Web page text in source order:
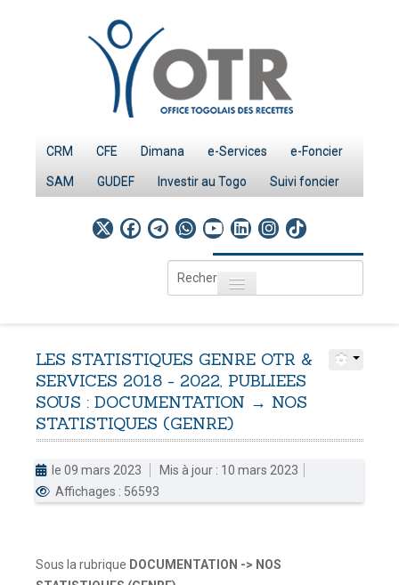
CRM CFE Dimana e-Services e-Foncier
SAM GUDEF Investir au Togo Suivi foncier
Rechercher
Toggle navigation
IMPÔTS
Le système fiscal
DOUANES
ACTUALITES
LES STATISTIQUES GENRE OTR &
SERVICES 2018 - 2022, PUBLIEES
SOUS : DOCUMENTATION → NOS
STATISTIQUES (GENRE)
le 09 mars 2023
Mis à jour : 10 mars 2023
Affichages : 56593
Sous la rubrique DOCUMENTATION -> NOS